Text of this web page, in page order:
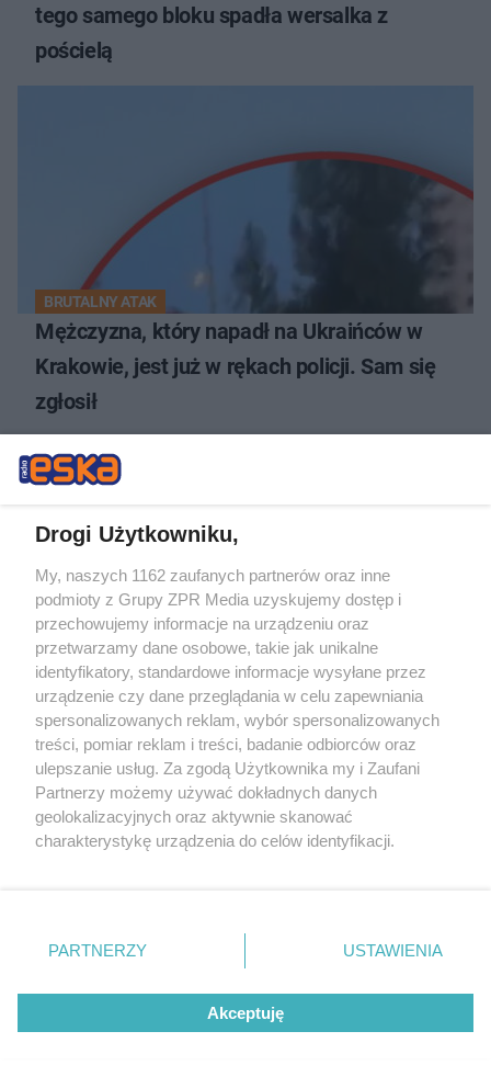
tego samego bloku spadła wersalka z
pościelą
BRUTALNY ATAK
Mężczyzna, który napadł na Ukraińców w
Krakowie, jest już w rękach policji. Sam się
zgłosił
KWOTA ROBI WRAŻENIE
Rolnik zniszczył nowy asfalt traktorem.
Straty idą w setki tysięcy
NAJNOWSZE NEWSY:
Drogi Użytkowniku,
My, naszych 1162 zaufanych partnerów oraz inne
podmioty z Grupy ZPR Media uzyskujemy dostęp i
przechowujemy informacje na urządzeniu oraz
przetwarzamy dane osobowe, takie jak unikalne
identyfikatory, standardowe informacje wysyłane przez
urządzenie czy dane przeglądania w celu zapewniania
spersonalizowanych reklam, wybór spersonalizowanych
treści, pomiar reklam i treści, badanie odbiorców oraz
ulepszanie usług. Za zgodą Użytkownika my i Zaufani
Partnerzy możemy używać dokładnych danych
geolokalizacyjnych oraz aktywnie skanować
charakterystykę urządzenia do celów identyfikacji.
zmienić/wycofać klikając przycisk ustawień prywatności
znajdujący się w lewym dolnym rogu strony
rodzaje przetwarzania danych nie wymagają zgody
użytkownika, ale masz prawo sprzeciwić się takiemu
przetwarzaniu. Preferencje będą miały zastosowanie tylko
PARTNERZY USTAWIENIA
Akceptuję